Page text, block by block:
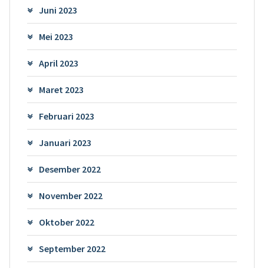
Juni 2023
Mei 2023
April 2023
Maret 2023
Februari 2023
Januari 2023
Desember 2022
November 2022
Oktober 2022
September 2022